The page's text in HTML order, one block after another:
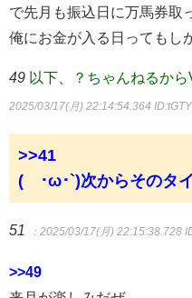
で先月も振込日に万馬券取
俺にお金が入る日ってもし
49 以下、？ちゃんねるか
2025/03/17(月) 22:14:54.364
>>41
(´･ω･`)次からそのタ
51 ：2025/03/17(月) 22:15:38.728
>>49